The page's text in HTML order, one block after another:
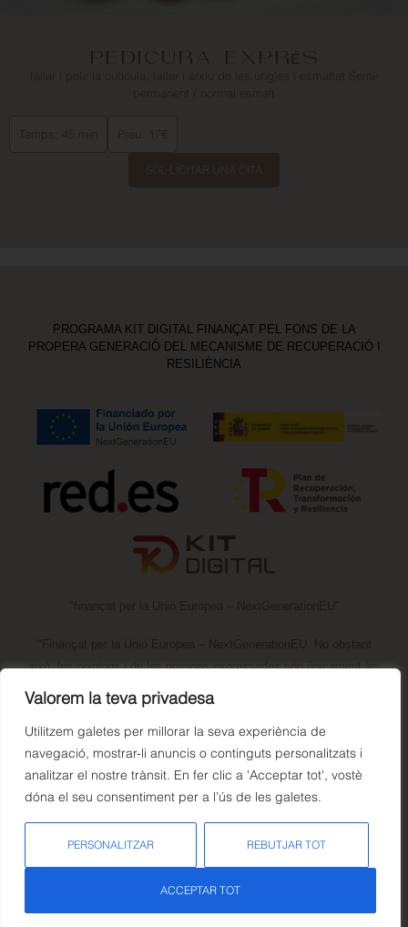
Valorem la teva privadesa
Utilitzem galetes per millorar la seva experiència de
navegació, mostrar-li anuncis o continguts personalitzats i
analitzar el nostre trànsit. En fer clic a 'Acceptar tot', vostè
dóna el seu consentiment per a l’ús de les galetes.
PERSONALITZAR REBUTJAR TOT
ACCEPTAR TOT
PEDICURA EXPRÉS
Temps: 45 min Preu: 17€
PROGRAMA KIT DIGITAL FINANÇAT PEL FONS DE LA
PROPERA GENERACIÓ DEL MECANISME DE RECUPERACIÓ I
RESILIÈNCIA
això, les opinions i de les opinions expressades són únicament les
Europea o la Comissió Europea. Ni la Unió Europea ni la Comissió
Europea pot ser responsable de la mateixa"